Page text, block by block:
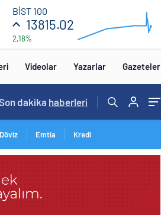
BİST 100
13815.02
2,18%
00:00
Videolar Yazarlar Gazeteler
dakika haberleri
Döviz Emtia Kredi